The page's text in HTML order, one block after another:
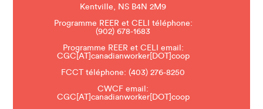
Kentville, NS B4N 2M9
Programme REER et CELI téléphone:
(902) 678-1683
Programme REER et CELI email:
CGC[AT]canadianworker[DOT]coop
FCCT téléphone:(403) 276-8250
CWCF email:
CGC[AT]canadianworker[DOT]coop